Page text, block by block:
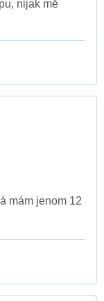
nijak mě
mám jenom 12